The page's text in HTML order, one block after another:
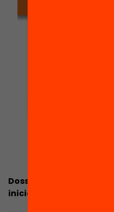
Dossier de premsa: Les
iniciativa com a sector